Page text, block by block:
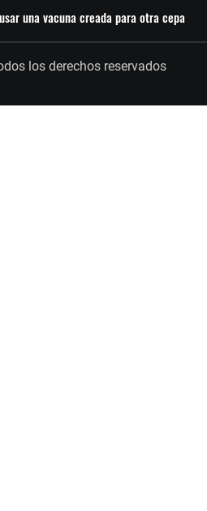
una vacuna creada para otra cepa
los derechos reservados